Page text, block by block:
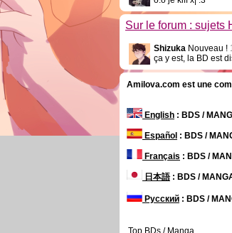
Sur le forum : sujets
Shizuka Nouveau !
ça y est, la BD est
Amilova.com est une
English : BDS /
Español : BDS /
Français : BDS /
日本語: BDS /
Русский : BDS /
Top BDs / Manga